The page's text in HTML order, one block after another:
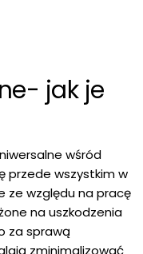
jak je
wśród
przede wszystkim w
ze względu na pracę
na uszkodzenia
za sprawą
zminimalizować